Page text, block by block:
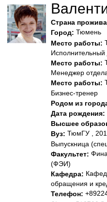
Страна
Город: Тюмень
Место работы:
Исполнительный
Место работы:
Менеджер
Место работы:
Бизнес-тренер
Родом из
Дата рождения:
Высшее
Вуз: ТюмГУ ,
Выпускница
Факультет:
(ФЭИ)
Кафедра:
обращения и
Телефон: